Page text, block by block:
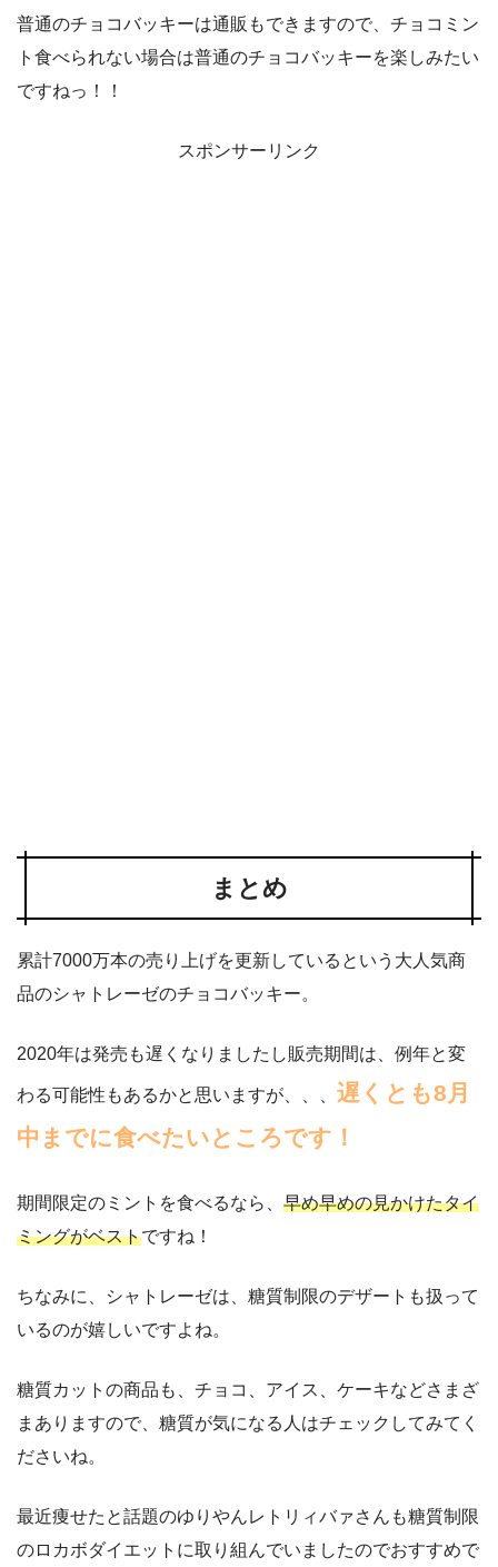
普通のチョコバッキーは通販もできますので、チョコミン
ト食べられない場合は普通のチョコバッキーを楽しみたい
ですねっ！！
スポンサーリンク
まとめ
累計7000万本の売り上げを更新しているという大人気商
品のシャトレーゼのチョコバッキー。
2020年は発売も遅くなりましたし販売期間は、例年と変
わる可能性もあるかと思いますが、、、 遅くとも8月
中までに食べたいところです！
期間限定のミントを食べるなら、 早め早めの見かけたタイ
ミングがベストですね！
ちなみに、シャトレーゼは、糖質制限のデザートも扱って
いるのが嬉しいですよね。
糖質カットの商品も、チョコ、アイス、ケーキなどさまざ
まありますので、糖質が気になる人はチェックしてみてく
ださいね。
最近痩せたと話題のゆりやんレトリィバァさんも糖質制限
のロカボダイエットに取り組んでいましたのでおすすめで